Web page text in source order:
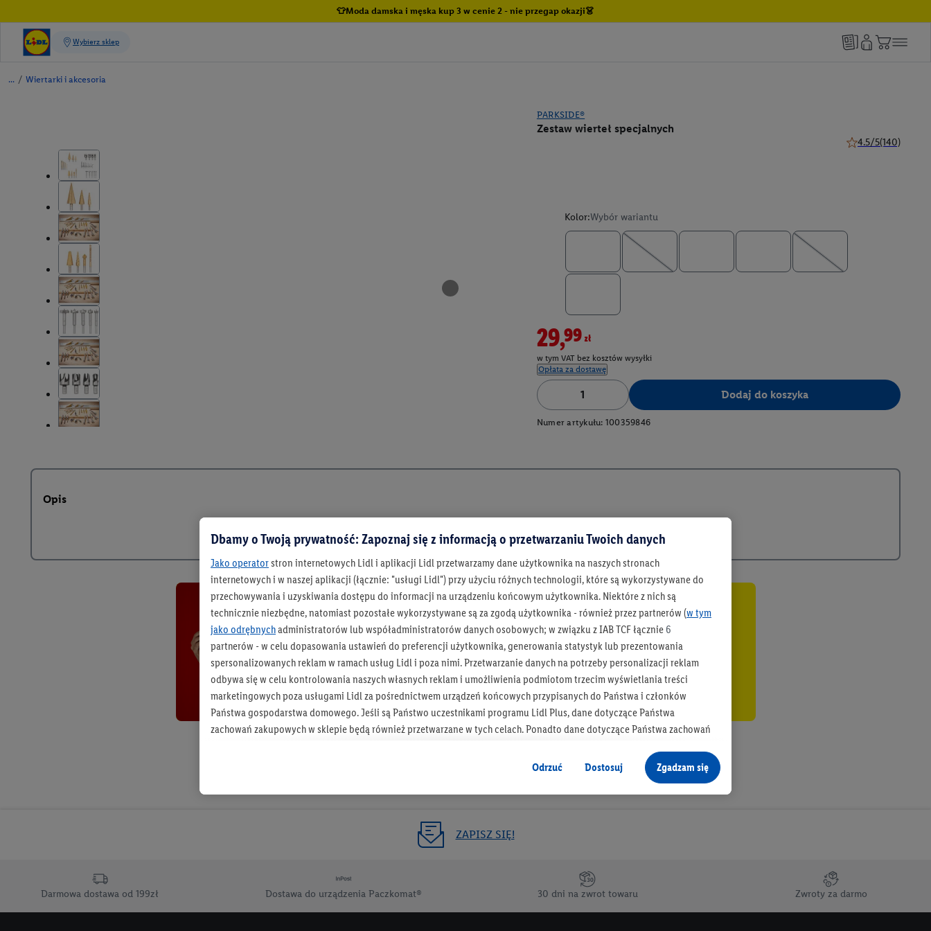
👕Moda damska i męska kup 3 w cenie 2 - nie przegap okazji👗
/ Wiertarki i akcesoria
PARKSIDE®
Zestaw wierteł specjalnych
4.5/5(140)
Kolor:Wybór wariantu
29,99zł
w tym VAT bez kosztów wysyłki
Opłata za dostawę
Dodaj do koszyka
Numer artykułu: 100359846
Opis
Bądź na bieżąco
Otrzymuj newsletter Lidla
Zapisz się!
ZAPISZ SIĘ!
Darmowa dostawa od 199zł Dostawa do urządzenia Paczkomat® 30 dni na zwrot towaru Zwroty za darmo
Dbamy o Twoją prywatność: Zapoznaj się z informacją o przetwarzaniu Twoich danych
Jako operatorstron internetowych Lidl i aplikacji Lidl przetwarzamy dane użytkownika na naszych stronach
internetowych i w naszej aplikacji (łącznie: "usługi Lidl") przy użyciu różnych technologii, które są wykorzystywane do
przechowywania i uzyskiwania dostępu do informacji na urządzeniu końcowym użytkownika. Niektóre z nich są
technicznie niezbędne, natomiast pozostałe wykorzystywane są za zgodą użytkownika - również przez partnerów (w tym
jako odrębnychadministratorów lub współadministratorów danych osobowych; w związku z IAB TCF łącznie 6
partnerów - w celu dopasowania ustawień do preferencji użytkownika, generowania statystyk lub prezentowania
spersonalizowanych reklam w ramach usług Lidl i poza nimi. Przetwarzanie danych na potrzeby personalizacji reklam
odbywa się w celu kontrolowania naszych własnych reklam i umożliwienia podmiotom trzecim wyświetlania treści
marketingowych poza usługami Lidl za pośrednictwem urządzeń końcowych przypisanych do Państwa i członków
Państwa gospodarstwa domowego. Jeśli są Państwo uczestnikami programu Lidl Plus, dane dotyczące Państwa
zachowań zakupowych w sklepie będą również przetwarzane w tych celach. Ponadto dane dotyczące Państwa zachowań
jako niezależny administrator danych
Tworzenie spersonalizowanych reklam opiera się na generowaniu profili, które są również wzbogacane o dane z innych
informacji z konta klienta - np. wieku lub płci - a także dokładnych danych dotyczących lokalizacji), również przez różne
urządzenia końcowe i usługi Lidl, w tym przechowywanie lub uzyskiwanie dostępu do informacji na urządzeniach
przetwarzanie odbywa się również w celu pomiaru wydajności/skuteczności reklamy, badania grup docelowych,
opracowywania ofert oraz zapewnienia bezpieczeństwa technicznego i optymalizacji wyświetlania konkretnych treści.
Odrzuć Dostosuj Zgadzam się